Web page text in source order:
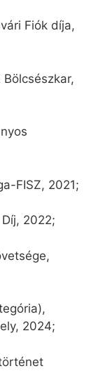
Fiók díja,
FISZ, 2021;
2022;
2024;